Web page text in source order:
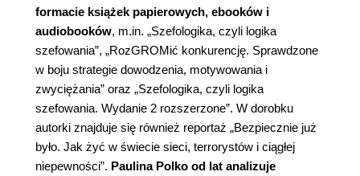
formacie książek papierowych, ebooków i
audiobooków, m.in. „Szefologika, czyli logika
szefowania”, „RozGROMić konkurencję. Sprawdzone
w boju strategie dowodzenia, motywowania i
zwyciężania” oraz „Szefologika, czyli logika
szefowania. Wydanie 2 rozszerzone”. W dorobku
autorki znajduje się również reportaż „Bezpiecznie już
było. Jak żyć w świecie sieci, terrorystów i ciągłej
niepewności”. Paulina Polko od lat analizuje